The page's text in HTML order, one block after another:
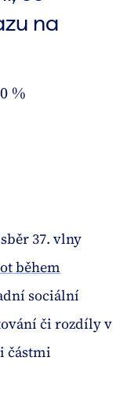
na
%
37. vlny
během
sociální
či rozdíly v
částmi